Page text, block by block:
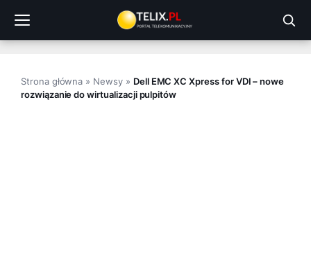
treści
Strona główna » Newsy» Dell EMC XC Xpress for VDI – nowe
rozwiązanie do wirtualizacji pulpitów